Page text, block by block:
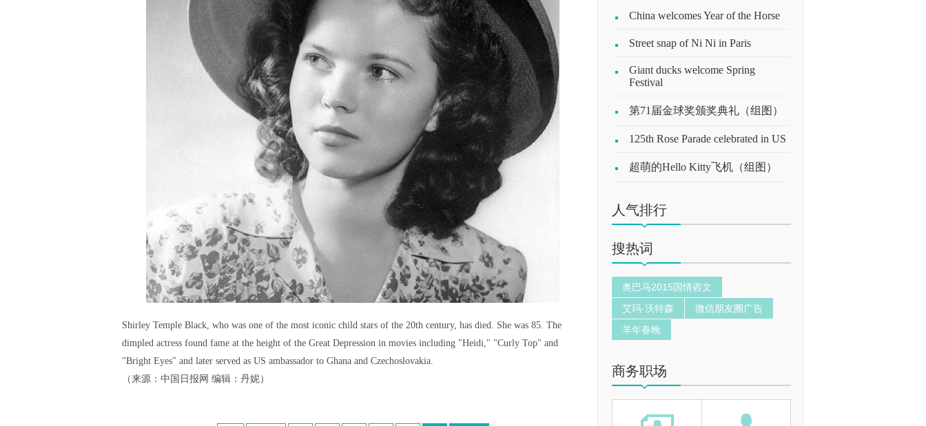
Shirley Temple Black, who was one of the most iconic child stars of the 20th century, has died. She was 85. The
dimpled actress found fame at the height of the Great Depression in movies including "Heidi," "Curly Top" and
"Bright Eyes" and later served as US ambassador to Ghana and Czechoslovakia.
（来源：中国日报网 编辑：丹妮）
China welcomes Year of the Horse
Street snap of Ni Ni in Paris
Giant ducks welcome Spring
Festival
第71届金球奖颁奖典礼（组图）
125th Rose Parade celebrated in US
超萌的Hello Kitty飞机（组图）
人气排行
搜热词
奥巴马2015国情咨文
艾玛·沃特森
微信朋友圈广告
羊年春晚
商务职场